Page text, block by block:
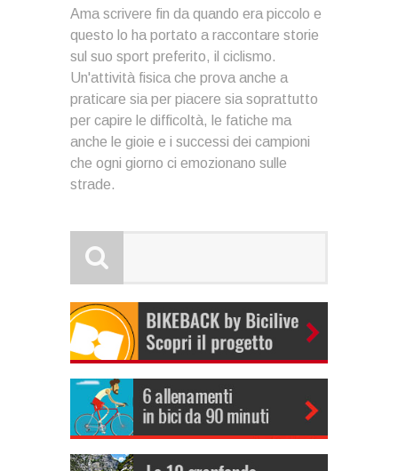
Ama scrivere fin da quando era piccolo e
questo lo ha portato a raccontare storie
sul suo sport preferito, il ciclismo.
Un'attività fisica che prova anche a
praticare sia per piacere sia soprattutto
per capire le difficoltà, le fatiche ma
anche le gioie e i successi dei campioni
che ogni giorno ci emozionano sulle
strade.